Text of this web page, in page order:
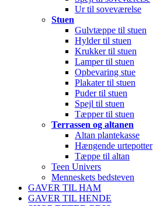
Ur til soveværelse
Stuen
Gulvtæppe til stuen
Hylder til stuen
Krukker til stuen
Lamper til stuen
Opbevaring stue
Plakater til stuen
Puder til stuen
Spejl til stuen
Tæpper til stuen
Terrassen og altanen
Altan plantekasse
Hængende urtepotter
Tæppe til altan
Teen Univers
Menneskets bedsteven
GAVER TIL HAM
GAVER TIL HENDE